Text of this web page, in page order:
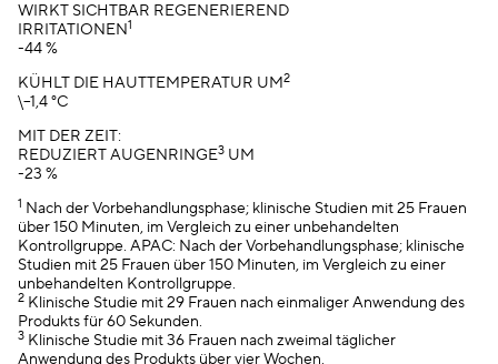
WIRKT SICHTBAR REGENERIEREND
IRRITATIONEN1
-44 %
KÜHLT DIE HAUTTEMPERATUR UM2
\–1,4 °C
MIT DER ZEIT:
REDUZIERT AUGENRINGE3 UM
-23 %
1 Nach der Vorbehandlungsphase; klinische Studien mit 25 Frauen
über 150 Minuten, im Vergleich zu einer unbehandelten
Kontrollgruppe. APAC: Nach der Vorbehandlungsphase; klinische
Studien mit 25 Frauen über 150 Minuten, im Vergleich zu einer
unbehandelten Kontrollgruppe.
2 Klinische Studie mit 29 Frauen nach einmaliger Anwendung des
Produkts für 60 Sekunden.
3 Klinische Studie mit 36 Frauen nach zweimal täglicher
Anwendung des Produkts über vier Wochen.